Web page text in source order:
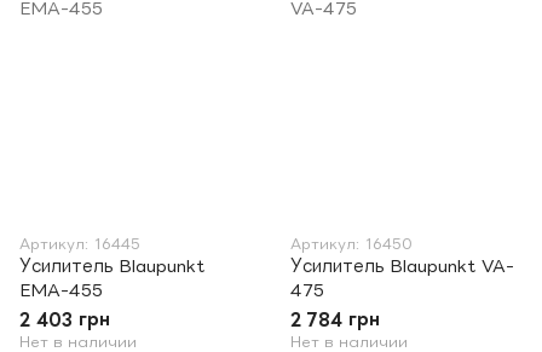
Артикул: 16445
Усилитель Blaupunkt
EMA-455
2 403 грн
Нет в наличии
Артикул: 16450
Усилитель Blaupunkt VA-
475
2 784 грн
Нет в наличии